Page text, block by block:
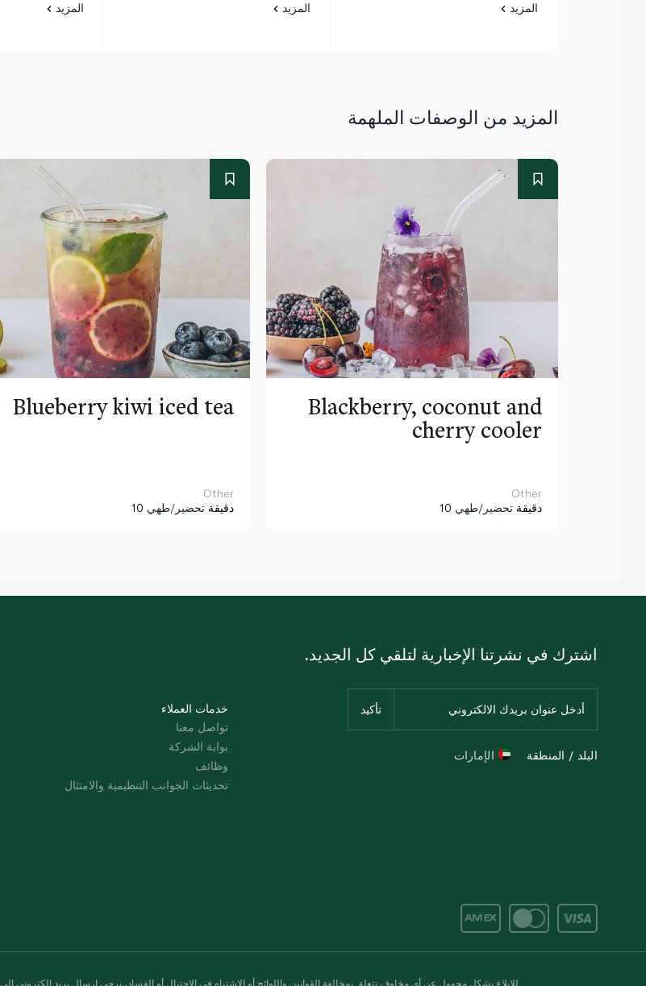
المزيد المزيد المزيد
المزيد من الوصفات الملهمة
Blueberry kiwi iced tea
Other
10 دقيقة تحضير/طهي
Blackberry, coconut and
cherry cooler
Other
10 دقيقة تحضير/طهي
خدمات العملاء
تواصل معنا
بوابة الشركة
وظائف
تحديثات الجوانب التنظيمية والامتثال
اشترك في نشرتنا الإخبارية لتلقي كل الجديد.
البلد / المنطقة الإمارات
للإبلاغ بشكل مجهول عن أي مخاوف تتعلق بمخالفة القوانين واللوائح أو الاشتباه في الاحتيال أو الفساد، يرجى إرسال بريد إلكتروني إلى